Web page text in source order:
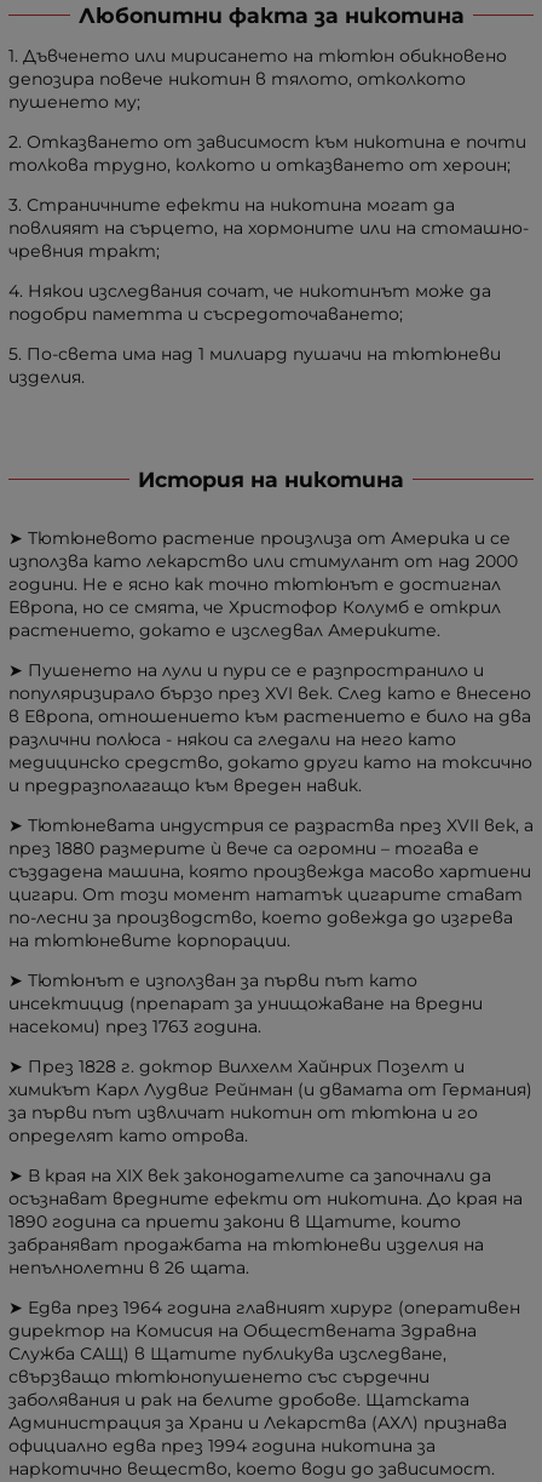
Любопитни факта за никотина
1. Дъвченето или мирисането на тютюн обикновено
депозира повече никотин в тялото, отколкото
пушенето му;
2. Отказването от зависимост към никотина е почти
толкова трудно, колкото и отказването от хероин;
3. Страничните ефекти на никотина могат да
повлияят на сърцето, на хормоните или на стомашно-
чревния тракт;
4. Някои изследвания сочат, че никотинът може да
подобри паметта и съсредоточаването;
5. По-света има над 1 милиард пушачи на тютюневи
изделия.
История на никотина
➤ Тютюневото растение произлиза от Америка и се
използва като лекарство или стимулант от над 2000
години. Не е ясно как точно тютюнът е достигнал
Европа, но се смята, че Христофор Колумб е открил
растението, докато е изследвал Америките.
➤ Пушенето на лули и пури се е разпространило и
популяризирало бързо през XVI век. След като е внесено
в Европа, отношението към растението е било на два
различни полюса - някои са гледали на него като
медицинско средство, докато други като на токсично
и предразполагащо към вреден навик.
➤ Тютюневата индустрия се разраства през XVII век, а
през 1880 размерите ѝ вече са огромни – тогава е
създадена машина, която произвежда масово хартиени
цигари. От този момент нататък цигарите стават
по-лесни за производство, което довежда до изгрева
на тютюневите корпорации.
➤ Тютюнът е използван за първи път като
инсектицид (препарат за унищожаване на вредни
насекоми) през 1763 година.
➤ През 1828 г. доктор Вилхелм Хайнрих Позелт и
химикът Карл Лудвиг Рейнман (и двамата от Германия)
за първи път извличат никотин от тютюна и го
определят като отрова.
➤ В края на XIX век законодателите са започнали да
осъзнават вредните ефекти от никотина. До края на
1890 година са приети закони в Щатите, които
забраняват продажбата на тютюневи изделия на
непълнолетни в 26 щата.
➤ Едва през 1964 година главният хирург (оперативен
директор на Комисия на Обществената Здравна
Служба САЩ) в Щатите публикува изследване,
свързващо тютюнопушенето със сърдечни
заболявания и рак на белите дробове. Щатската
Администрация за Храни и Лекарства (АХЛ) признава
официално едва през 1994 година никотина за
наркотично вещество, което води до зависимост.